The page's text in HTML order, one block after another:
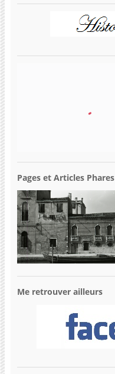
Pages et Articles Phares
Me retrouver ailleurs